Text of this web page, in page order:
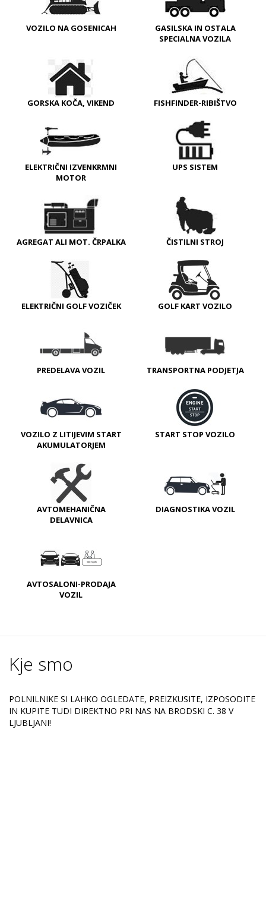
VOZILO NA GOSENICAH
GASILSKA IN OSTALA
SPECIALNA VOZILA
GORSKA KOČA, VIKEND FISHFINDER-RIBIŠTVO
ELEKTRIČNI IZVENKRMNI
MOTOR
UPS SISTEM
AGREGAT ALI MOT. ČRPALKA ČISTILNI STROJ
ELEKTRIČNI GOLF VOZIČEK GOLF KART VOZILO
PREDELAVA VOZIL TRANSPORTNA PODJETJA
VOZILO Z LITIJEVIM START
AKUMULATORJEM
START STOP VOZILO
AVTOMEHANIČNA
DELAVNICA
DIAGNOSTIKA VOZIL
AVTOSALONI-PRODAJA
VOZIL
Kje smo
POLNILNIKE SI LAHKO OGLEDATE, PREIZKUSITE, IZPOSODITE
IN KUPITE TUDI DIREKTNO PRI NAS NA BRODSKI C. 38 V
LJUBLJANI!